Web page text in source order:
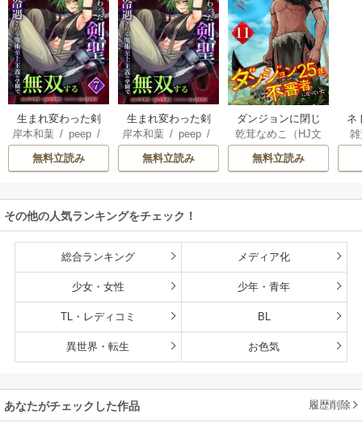
生まれ変わった剣
聖、剣士が冷遇さ
れる魔術至上主義
の学園で無双する
岸本和葉/ peep/
染野静也/
/taskey STUDI
無料立読み
生まれ変わった剣
聖、剣士が冷遇さ
れる魔術至上主義
の学園で無双する
岸本和葉/ peep/
染野静也/
/taskey STUDI
無料立読み
ダンジョンに閉じ
込められて25年。
救出されたときに
は立派な不審者に
版】
乾茸なめこ（HJ文
庫／ホビージャパ
ン刊）/御手洗太
無料立読み
ネ
界
こ
その他の人気ランキングをチェック！
総合ランキング メディア化
少女・女性 少年・青年
TL・レディコミ BL
異世界・転生 お色気
あなたがチェックした作品 履歴削除